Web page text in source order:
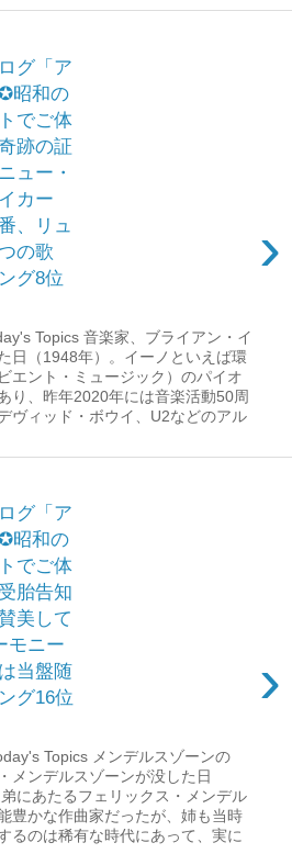
グ「ア
昭和の
でご体
跡の証
ュー・
カー
、リュ
の歌
グ8位
›
Topics 音楽家、ブライアン・イ
日（1948年）。イーノといえば環
エント・ミュージック）のパイオ
り、昨年2020年には音楽活動50周
ヴィッド・ボウイ、U2などのアル
グ「ア
昭和の
でご体
胎告知
美して
モニー
当盤随
グ16位
›
Topics メンデルスゾーンの
メンデルスゾーンが没した日
弟にあたるフェリックス・メンデル
豊かな作曲家だったが、姉も当時
るのは稀有な時代にあって、実に